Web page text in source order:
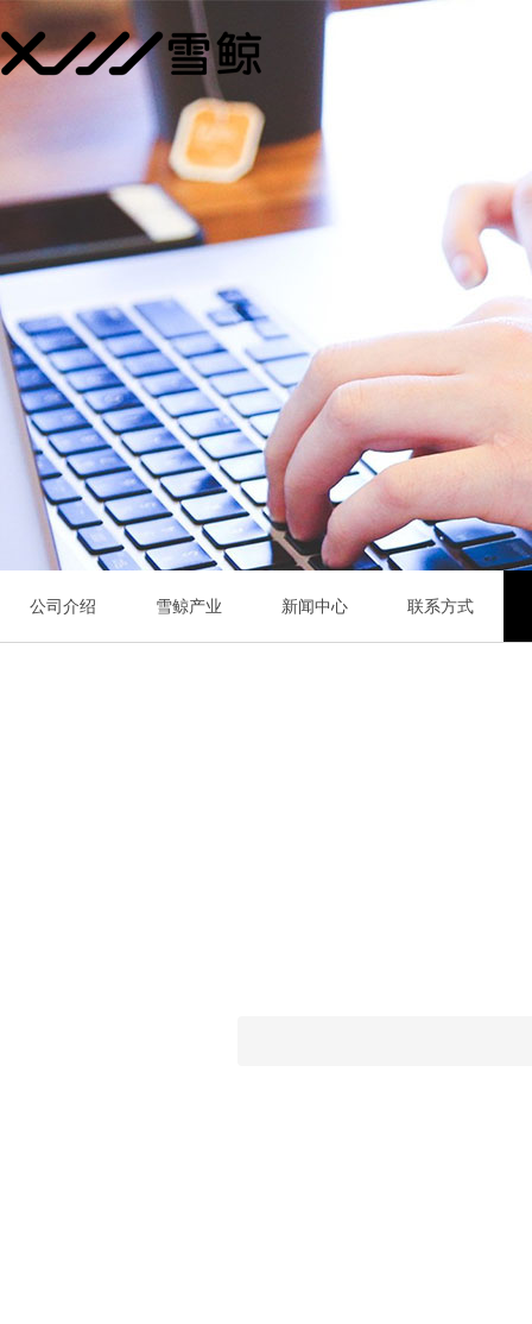
公司介绍 雪鲸产业 新闻中心 联系方式